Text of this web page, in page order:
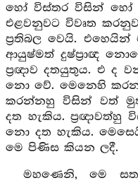
හෝ විස්තර විසින් හෝ
එළවනුවට විවෘත
ප්‍රතිබල වෙයි.
ආයුෂ්මත් දුෂ්ප්‍රාඥ
ප්‍රඥාව දතයුතුය. එ ද
නො වේ. මෙනෙහි
කරන්නහු විසින් වත්
දත හැකිය. ප්‍රඥාවත්හු
නො දත හැකිය.
මෙ පිණිස කියන ලදී.
මහණෙනි, මෙ